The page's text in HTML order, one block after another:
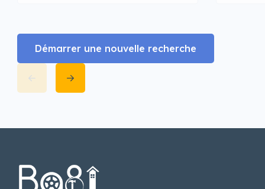
Démarrer une nouvelle recherche